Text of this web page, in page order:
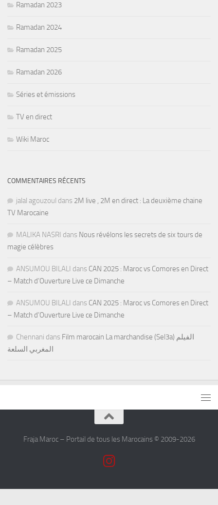
Ramadan 2023
Ramadan 2024
Ramadan 2025
Ramadan 2026
Séries et émissions
TV en direct
Wiki Maroc
COMMENTAIRES RÉCENTS
jalal agouzoul dans 2M live , 2M en direct : La deuxième chaine
TV Marocaine
MALIKA NASRI dans Nous révélons les secrets de six tours de
magie célèbres
ANSUMOU BILALI dans CAN 2025 : Maroc vs Comores en Direct
– Match d’Ouverture Live ce Dimanche
ANSUMOU BILALI dans CAN 2025 : Maroc vs Comores en Direct
– Match d’Ouverture Live ce Dimanche
Chennani dans Film marocain La marchandise (Sel3a) الفيلم
المغربي السلعة
Fraja Maroc – Portail de tous les Marocains © 2009-2026